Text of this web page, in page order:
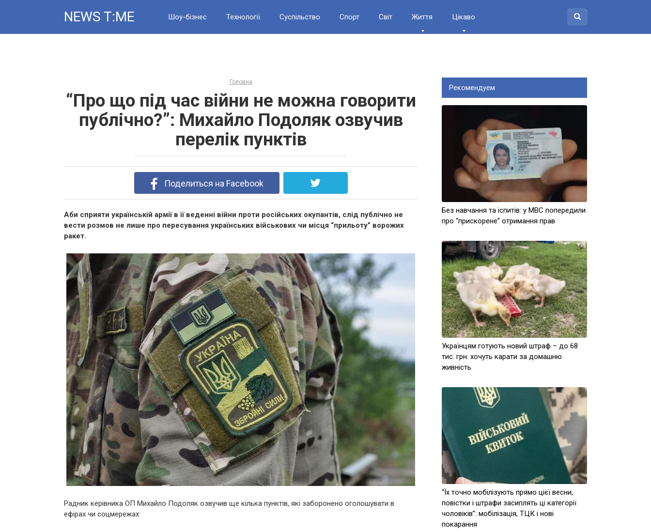
NEWS T:ME Шоу-бізнес Технології Суспільство Спорт Світ Життя Цікаво
Головна
“Про що під час війни не можна говорити
публічно?”: Михайло Подоляк озвучив
перелік пунктів
Поделиться на Facebook
Аби сприяти українській армії в її веденні війни проти російських окупантів, слід публічно не
вести розмов не лише про пересування українських військових чи місця “прильоту” ворожих
ракет.
Радник керівника ОП Михайло Подоляк озвучив ще кілька пунктів, які заборонено оголошувати в
ефірах чи соцмережах:
Рекомендуем
Без навчання та іспитів: у МВС попередили
про “прискорене” отримання прав
Українцям готують новий штраф – до 68
тис. грн: хочуть карати за домашню
живність
“Їх точно мобілізують прямо цієї весни,
повістки і штрафи засиплять ці категорії
чоловіків”: мобілізація, ТЦК і нові
покарання